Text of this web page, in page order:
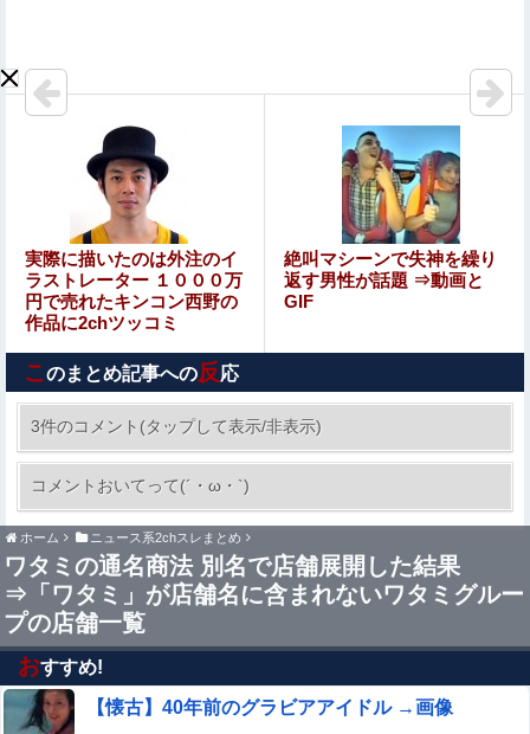
て…」（衝撃動画）
【動画】女子アナさん、ノーブラでうっかり衣装から乳首
が透けてしまう放送事故ｗｗｗ
【動画】役満ボディ・岡田紗佳(32)、渾身のあたシコダン
スwwwwwww
【画像】 吉川愛さん(26)、縛られてムチムチお乳が強調さ
れてしまう
ぐらんぶる原作最新話、ヤバすぎる
【閲覧注意】人妻がヌード動画を公開 ⇒ ネット民「赤ち
ゃんに絶対に母乳を上げないで！」（衝撃動画）
よだももに連絡して髪型を決めてもらうあやめん
とれんたん可愛い！！！【乃木坂46】他
仲居さんに「ありがとう」と言ったネット民、袋叩きにさ
れてしまう…
ジャンポケ斉藤「同意があったんです。本当です。信じて
下さい」←何でこの主張が通らないの？
「住信SBI」が「ドコモの銀行」に変わってうんざりして
るやつｗｗｗｗｗｗｗ
実際に描いたのは外注のイ
ラストレーター １０００万
円で売れたキンコン西野の
作品に2chツッコミ
絶叫マシーンで失神を繰り
返す男性が話題 ⇒動画と
GIF
こ のまとめ記事への反応
3件のコメント(タップして表示/非表示)
コメントおいてって(´・ω・`)
ホーム ニュース系2chスレまとめ
ワタミの通名商法 別名で店舗展開した結果
⇒「ワタミ」が店舗名に含まれないワタミグルー
プの店舗一覧
おすすめ!
【懐古】40年前のグラビアアイドル →画像
Sponsored Link